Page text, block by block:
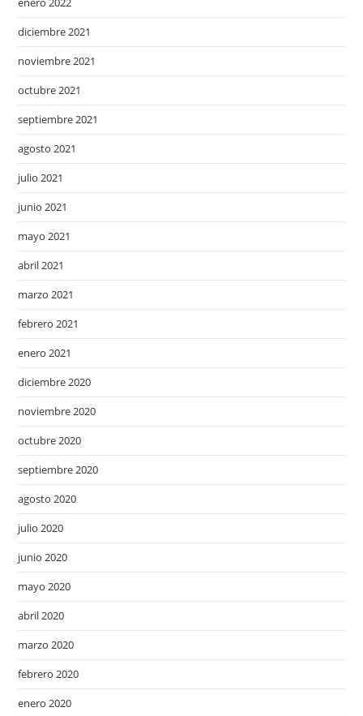
diciembre 2021
noviembre 2021
octubre 2021
septiembre 2021
agosto 2021
julio 2021
junio 2021
mayo 2021
abril 2021
marzo 2021
febrero 2021
enero 2021
diciembre 2020
noviembre 2020
octubre 2020
septiembre 2020
agosto 2020
julio 2020
junio 2020
mayo 2020
abril 2020
marzo 2020
febrero 2020
enero 2020